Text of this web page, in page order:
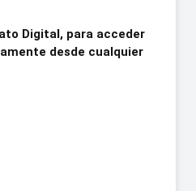
Digital, para acceder
desde cualquier
de FASGO
para todos los